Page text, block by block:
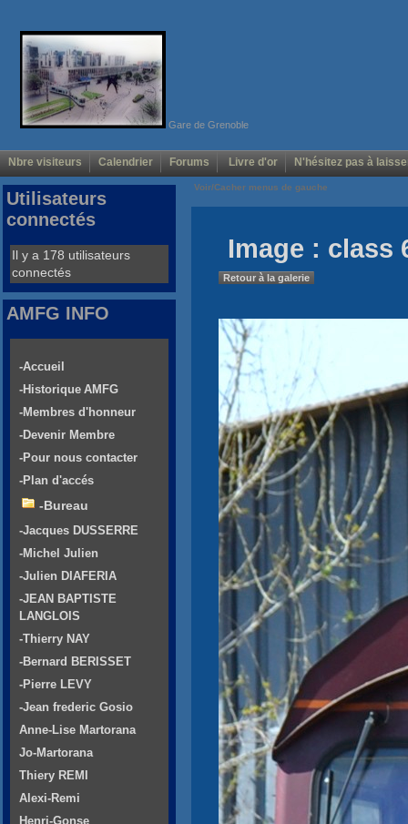
Gare de Grenoble
Nbre visiteurs Calendrier Forums Livre d'or N'hésitez pas à
Voir/Cacher menus de gauche
Image : class
Retour à la galerie
Utilisateurs
connectés
Il y a 178 utilisateurs
connectés
AMFG INFO
-Accueil
-Historique AMFG
-Membres d'honneur
-Devenir Membre
-Pour nous contacter
-Plan d'accés
-Bureau
-Jacques DUSSERRE
-Michel Julien
-Julien DIAFERIA
-JEAN BAPTISTE
LANGLOIS
-Thierry NAY
-Bernard BERISSET
-Pierre LEVY
-Jean frederic Gosio
Anne-Lise Martorana
Jo-Martorana
Thiery REMI
Alexi-Remi
Henri-Gonse